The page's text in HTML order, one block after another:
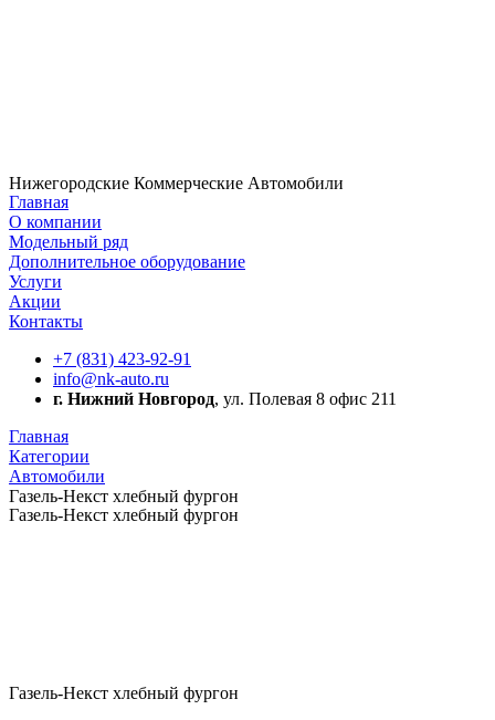
Нижегородские Коммерческие Автомобили
Главная
О компании
Модельный ряд
Дополнительное оборудование
Услуги
Акции
Контакты
+7 (831) 423-92-91
info@nk-auto.ru
г. Нижний Новгород, ул. Полевая 8 офис 211
Главная
Категории
Автомобили
Газель-Некст хлебный фургон
Газель-Некст хлебный фургон
Газель-Некст хлебный фургон